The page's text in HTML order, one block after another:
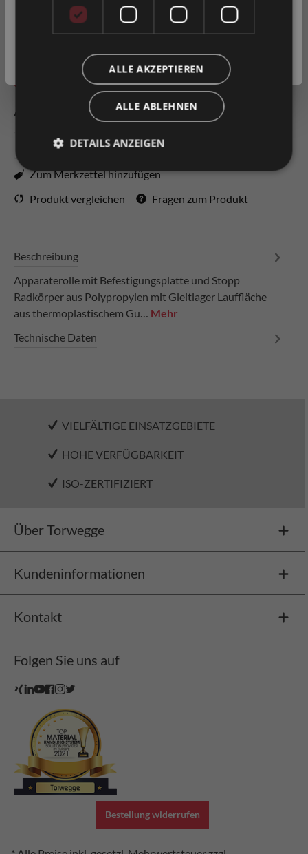
In den Warenkorb
Artikel-Nr. 0055417
Zum Merkzettel hinzufügen
Produkt vergleichen
Fragen zum Produkt
Beschreibung
Apparaterolle mit Befestigungsplatte und Stopp
Radkörper aus Polypropylen mit Gleitlager Lauffläche
aus thermoplastischem Gu… Mehr
Technische Daten
VIELFÄLTIGE EINSATZGEBIETE
HOHE VERFÜGBARKEIT
ISO-ZERTIFIZIERT
Über Torwegge
Kundeninformationen
Kontakt
Folgen Sie uns auf
Bestellung widerrufen
Privatkunde
Geschäftskunde( exkl. MwSt. )
ALLE AKZEPTIEREN
ALLE ABLEHNEN
DETAILS ANZEIGEN